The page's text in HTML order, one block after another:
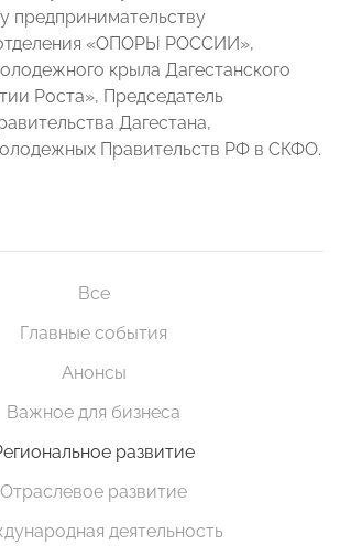
предпринимательству
«ОПОРЫ РОССИИ»,
крыла Дагестанского
Роста», Председатель
Дагестана,
Правительств РФ в СКФО.
Все
Главные события
Анонсы
Важное для бизнеса
развитие
Отраслевое развитие
деятельность